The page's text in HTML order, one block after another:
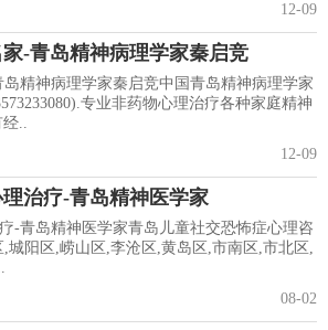
12-09
-青岛精神病理学家秦启竞
精神病理学家秦启竞中国青岛精神病理学家
专业非药物心理治疗各种家庭精神
..
12-09
治疗-青岛精神医学家
-青岛精神医学家青岛儿童社交恐怖症心理咨
城阳区,崂山区,李沧区,黄岛区,市南区,市北区,
08-02